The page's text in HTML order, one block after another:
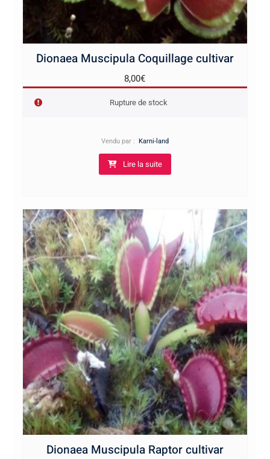
Dionaea Muscipula Coquillage cultivar
8,00€
Rupture de stock
Vendu par : Karni-land
Lire la suite
Dionaea Muscipula Raptor cultivar